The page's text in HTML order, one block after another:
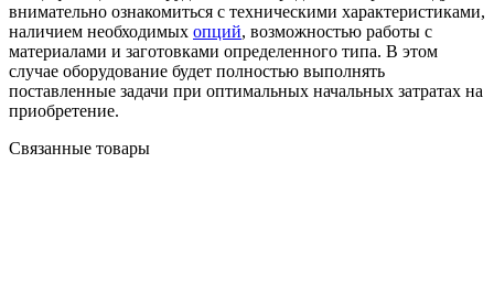
внимательно ознакомиться с техническими характеристиками,
наличием необходимых опций, возможностью работы с
материалами и заготовками определенного типа. В этом
случае оборудование будет полностью выполнять
поставленные задачи при оптимальных начальных затратах на
приобретение.
Связанные товары